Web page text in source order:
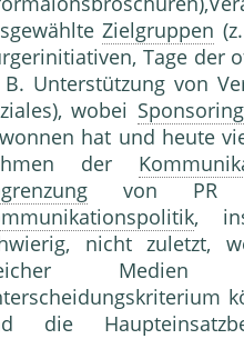
Zielgruppen
Tage der
B. Unterstützung von
wobei Sponsoring
hat und heute
der
von PR
,
nicht zuletzt,
Medien
die